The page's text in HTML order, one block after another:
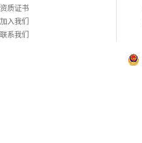
资质证书
加入我们
联系我们